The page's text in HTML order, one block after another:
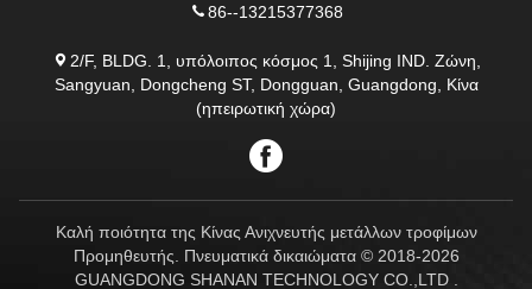
86--13215377368
2/F, BLDG. 1, υπόλοιπος κόσμος 1, Shijing IND. Ζώνη,
Sangyuan, Dongcheng ST, Dongguan, Guangdong, Κίνα
(ηπειρωτική χώρα)
Καλή ποιότητα της Κίνας Ανιχνευτής μετάλλων τροφίμων
Προμηθευτής. Πνευματικά δικαιώματα © 2018-2026
GUANGDONG SHANAN TECHNOLOGY CO.,LTD .